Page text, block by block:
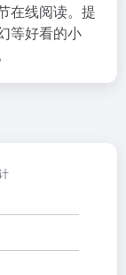
在线阅读。提
等好看的小